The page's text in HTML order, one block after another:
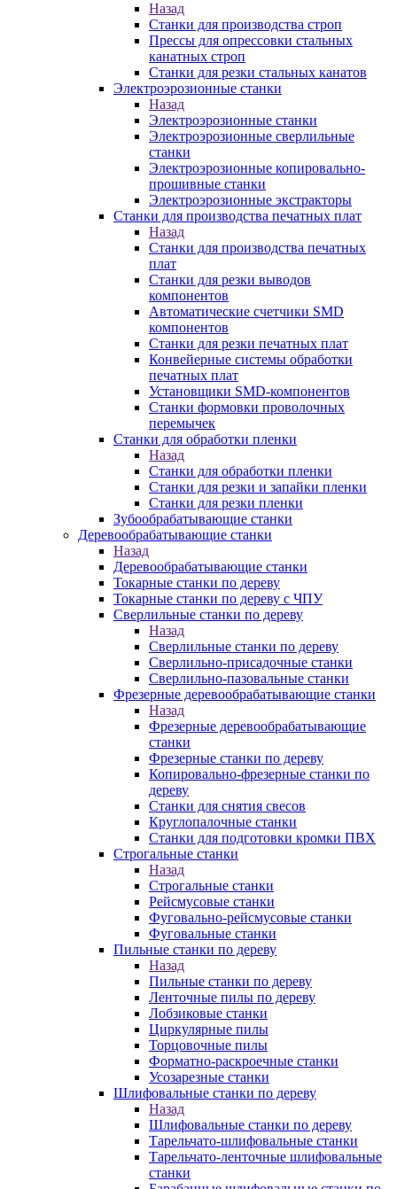
Назад
Станки для производства строп
Прессы для опрессовки стальных
канатных строп
Станки для резки стальных канатов
Электроэрозионные станки
Назад
Электроэрозионные станки
Электроэрозионные сверлильные
станки
Электроэрозионные копировально-
прошивные станки
Электроэрозионные экстракторы
Станки для производства печатных плат
Назад
Станки для производства печатных
плат
Станки для резки выводов
компонентов
Автоматические счетчики SMD
компонентов
Станки для резки печатных плат
Конвейерные системы обработки
печатных плат
Установщики SMD-компонентов
Станки формовки проволочных
перемычек
Станки для обработки пленки
Назад
Станки для обработки пленки
Станки для резки и запайки пленки
Станки для резки пленки
Зубообрабатывающие станки
Деревообрабатывающие станки
Назад
Деревообрабатывающие станки
Токарные станки по дереву
Токарные станки по дереву с ЧПУ
Сверлильные станки по дереву
Назад
Сверлильные станки по дереву
Сверлильно-присадочные станки
Сверлильно-пазовальные станки
Фрезерные деревообрабатывающие станки
Назад
Фрезерные деревообрабатывающие
станки
Фрезерные станки по дереву
Копировально-фрезерные станки по
дереву
Станки для снятия свесов
Круглопалочные станки
Станки для подготовки кромки ПВХ
Строгальные станки
Назад
Строгальные станки
Рейсмусовые станки
Фуговально-рейсмусовые станки
Фуговальные станки
Пильные станки по дереву
Назад
Пильные станки по дереву
Ленточные пилы по дереву
Лобзиковые станки
Циркулярные пилы
Торцовочные пилы
Форматно-раскроечные станки
Усозарезные станки
Шлифовальные станки по дереву
Назад
Шлифовальные станки по дереву
Тарельчато-шлифовальные станки
Тарельчато-ленточные шлифовальные
станки